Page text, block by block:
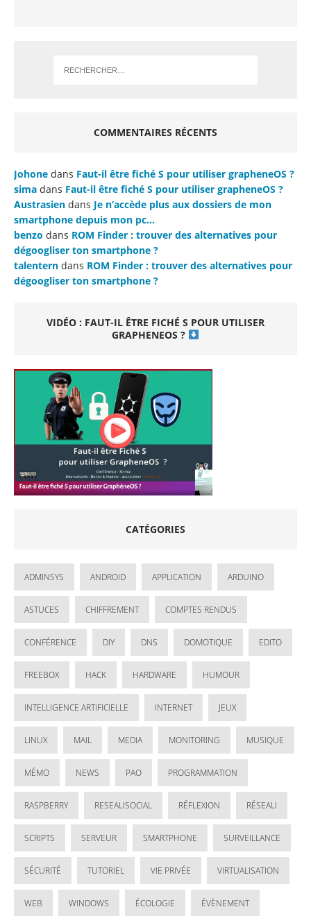
COMMENTAIRES RÉCENTS
Johone dans Faut-il être fiché S pour utiliser grapheneOS ?
sima dans Faut-il être fiché S pour utiliser grapheneOS ?
Austrasien dans Je n’accède plus aux dossiers de mon
smartphone depuis mon pc…
benzo dans ROM Finder : trouver des alternatives pour
dégoogliser ton smartphone ?
talentern dans ROM Finder : trouver des alternatives pour
dégoogliser ton smartphone ?
VIDÉO : FAUT-IL ÊTRE FICHÉ S POUR UTILISER
GRAPHENEOS ?
CATÉGORIES
ADMINSYS ANDROID APPLICATION ARDUINO
ASTUCES CHIFFREMENT COMPTES RENDUS
CONFÉRENCE DIY DNS DOMOTIQUE EDITO
FREEBOX HACK HARDWARE HUMOUR
INTELLIGENCE ARTIFICIELLE INTERNET JEUX
LINUX MAIL MEDIA MONITORING MUSIQUE
MÉMO NEWS PAO PROGRAMMATION
RASPBERRY RESEAUSOCIAL RÉFLEXION RÉSEAU
SCRIPTS SERVEUR SMARTPHONE SURVEILLANCE
SÉCURITÉ TUTORIEL VIE PRIVÉE VIRTUALISATION
WEB WINDOWS ÉCOLOGIE ÉVÈNEMENT